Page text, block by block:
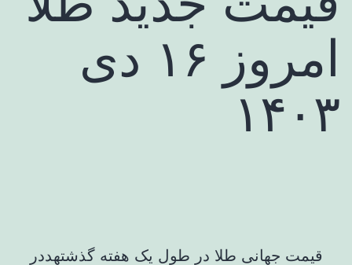
امروز ۱۶ دی
۱۴۰۳
قیمت جهانی طلا در طول یک هفته گذشتهددر